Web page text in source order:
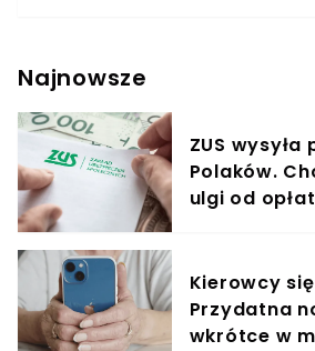
lat współpracuje z
organizację zapozowała nago,
zaprotestować przeciwko
razem modelka w mocnych
skrytykowała gwiazdy
testowane na zwierzętach.
Najnowsze
ZUS wysyła
Polaków.
ulgi od opłat
Kierowcy
Przydatna
wkrótce w